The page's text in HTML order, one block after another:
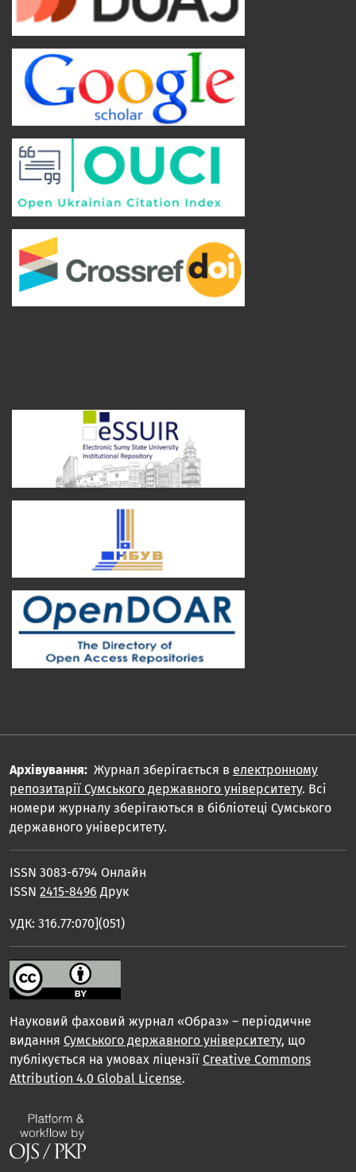
Архівування: Журнал зберігається в електронному
репозитарії Сумського державного університету. Всі
номери журналу зберігаються в бібліотеці Сумського
державного університету.
ISSN 3083-6794 Онлайн
ISSN 2415-8496 Друк
УДК: 316.77:070](051)
Науковий фаховий журнал «Образ» – періодичне
видання Сумського державного університету, що
публікується на умовах ліцензії Creative Commons
Attribution 4.0 Global License.